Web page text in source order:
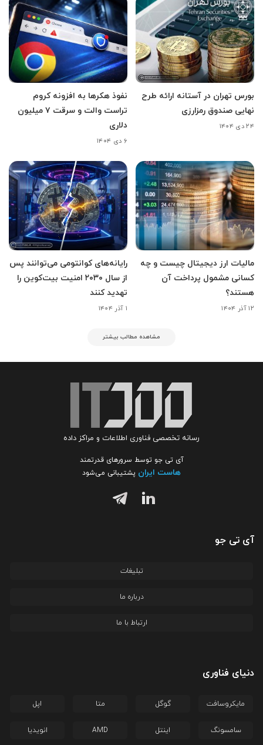
بورس تهران در آستانه ارائه طرح
نهایی صندوق رمزارزی
۲۴ دی ۱۴۰۴
نفوذ هکرها به افزونه کروم
تراست والت و سرقت ۷ میلیون
دلاری
۶ دی ۱۴۰۴
مالیات ارز دیجیتال چیست و چه
کسانی مشمول پرداخت آن
هستند؟
۱۲ آذر ۱۴۰۴
رایانه‌های کوانتومی می‌توانند پس
از سال ۲۰۳۰ امنیت بیت‌کوین را
تهدید کنند
۱ آذر ۱۴۰۴
مشاهده مطالب بیشتر
رسانه تخصصی فناوری اطلاعات و مراکز داده
آی تی جو توسط سرورهای قدرتمند
هاست ایران پشتیبانی می‌شود
آی تی جو
تبلیغات
درباره ما
ارتباط با ما
دنیای فناوری
مایکروسافت گوگل متا اپل
سامسونگ اینتل AMD انویدیا